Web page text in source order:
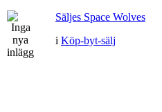
Säljes Space Wolves
i Köp-byt-sälj